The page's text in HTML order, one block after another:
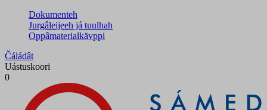
Dokumenteh
Jurgâleijeeh já tuulhah
Oppâmaterialkävppi
Čáládât
Uástuskoori
0